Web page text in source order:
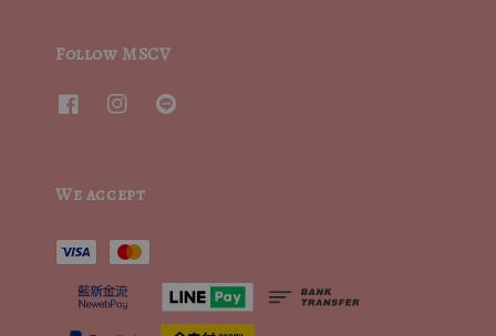
Follow MSCV
We accept